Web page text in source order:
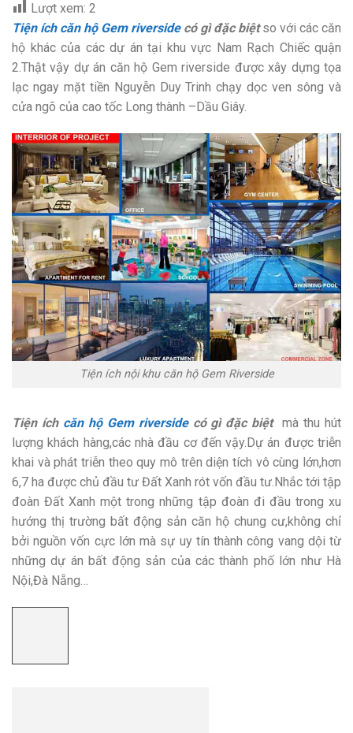
Lượt xem: 2
Tiện ích căn hộ Gem riversidecó gì đặc biệtso với các căn
hộ khác của các dự án tại khu vực Nam Rạch Chiếc quận
2.Thật vậy dự án căn hộ Gem riverside được xây dựng tọa
lạc ngay mặt tiền Nguyễn Duy Trinh chạy dọc ven sông và
cửa ngõ của cao tốc Long thành –Dầu Giây.
Tiện ích nội khu căn hộ Gem Riverside
Tiện ích căn hộ Gem riversidecó gì đặc biệt mà thu hút
lượng khách hàng,các nhà đầu cơ đến vậy.Dự án được triễn
khai và phát triễn theo quy mô trên diện tích vô cùng lớn,hơn
6,7 ha được chủ đầu tư Đất Xanh rót vốn đầu tư.Nhắc tới tập
đoàn Đất Xanh một trong những tập đoàn đi đầu trong xu
hướng thị trường bất động sản căn hộ chung cư,không chỉ
bởi nguồn vốn cực lớn mà sự uy tín thành công vang dội từ
những dự án bất động sản của các thành phố lớn như Hà
Nội,Đà Nẵng…